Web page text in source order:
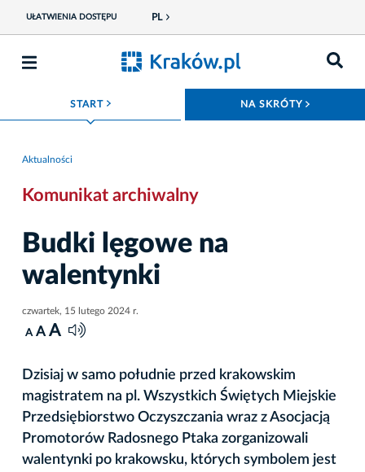
UŁATWIENIA DOSTĘPU PL
START ROZWIŃ MENU NA SKRÓTY
Aktualności
Komunikat archiwalny
Budki lęgowe na
walentynki
czwartek, 15 lutego 2024 r.
A A A
Dzisiaj w samo południe przed krakowskim
magistratem na pl. Wszystkich Świętych Miejskie
Przedsiębiorstwo Oczyszczania wraz z Asocjacją
Promotorów Radosnego Ptaka zorganizowali
walentynki po krakowsku, których symbolem jest